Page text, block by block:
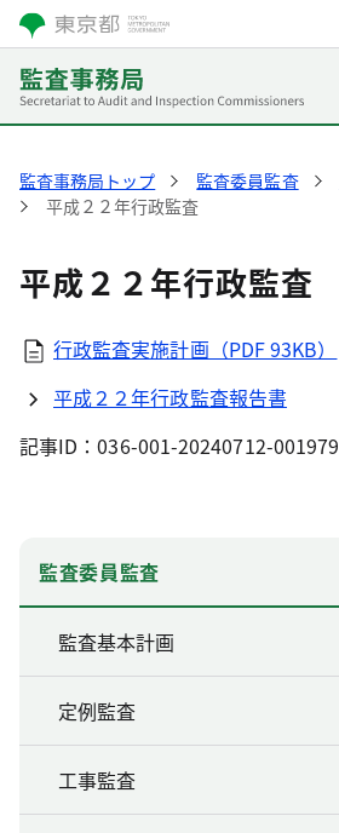
監査事務局トップ 監査委員監査
平成２２年行政監査
平成２２年行政監査
行政監査実施計画（PDF 93KB）
平成２２年行政監査報告書
記事ID：036-001-20240712-001979
監査委員監査
監査基本計画
定例監査
工事監査